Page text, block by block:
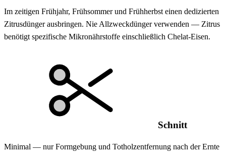
Im zeitigen Frühjahr, Frühsommer und Frühherbst einen dedizierten
Zitrusdünger ausbringen. Nie Allzweckdünger verwenden — Zitrus
benötigt spezifische Mikronährstoffe einschließlich Chelat-Eisen.
Schnitt
Minimal — nur Formgebung und Totholzentfernung nach der Ernte